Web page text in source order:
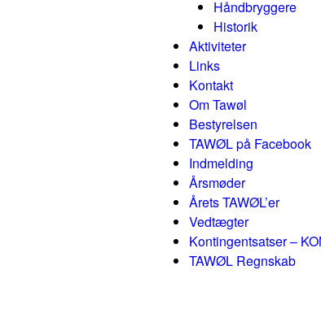
Håndbryggere
Historik
Aktiviteter
Links
Kontakt
Om Tawøl
Bestyrelsen
TAWØL på Facebook
Indmelding
Årsmøder
Årets TAWØL’er
Vedtægter
Kontingentsatser –
TAWØL Regnskab